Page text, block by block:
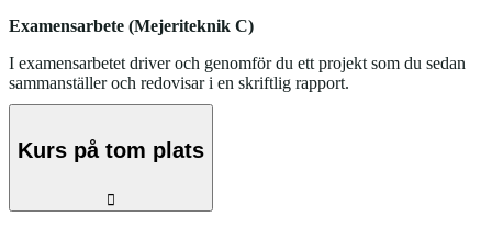
Examensarbete (Mejeriteknik C)
I examensarbetet driver och genomför du ett projekt som du sedan
sammanställer och redovisar i en skriftlig rapport.
Kurs på tom plats